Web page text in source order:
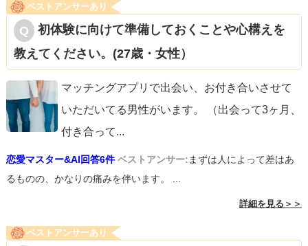
ベストアンサーあり
初体験に向けて準備しておくことや心構えを
教えてください。(27歳・女性）
マッチングアプリで出会い、お付き合いさせて
いただいてる男性がいます。 （出会って3ヶ月、
付き合って...
恋愛マスター&AI回答6件 ベストアンサー:まずは人によって差はあ
るものの、かなりの痛みを伴います。 ...
詳細を見る＞＞
ベストアンサーあり